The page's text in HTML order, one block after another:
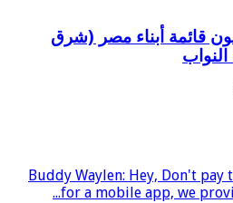
قائمة أبناء مصر (شرق
النواب
Buddy Waylen: Hey, Don't
for a mobile app, we